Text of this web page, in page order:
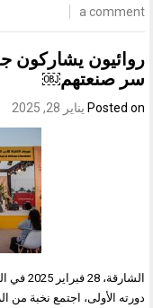
a comment
روائيون يشاركون
سر صنعتهم￼
Posted on يناير 28, 2025
دورته الأولى، اجتمع نخبة